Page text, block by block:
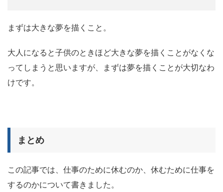
まずは大きな夢を描くこと。
大人になると子供のときほど大きな夢を描くことがなくな
ってしまうと思いますが、まずは夢を描くことが大切なわ
けです。
まとめ
この記事では、仕事のために休むのか、休むために仕事を
するのかについて書きました。